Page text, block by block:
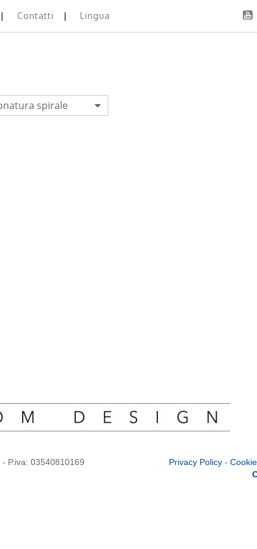
Contatti Lingua
- P.iva: 03540810169 Privacy Policy-